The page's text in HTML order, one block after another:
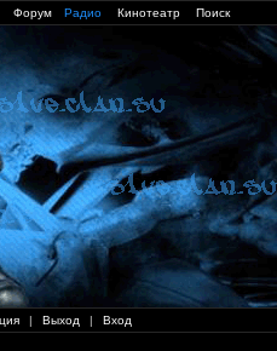
Форум Радио Кинотеатр Поиск
| Выход | Вход